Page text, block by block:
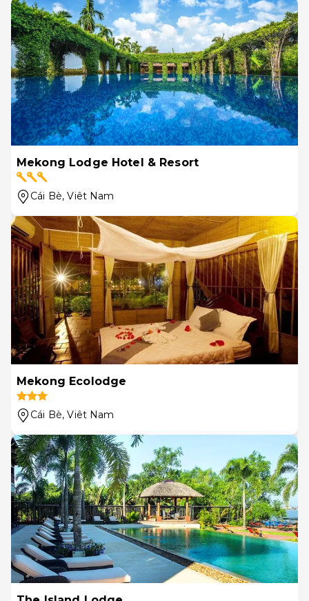
Mekong Lodge Hotel & Resort
Cái Bè, Viêt Nam
Mekong Ecolodge
Cái Bè, Viêt Nam